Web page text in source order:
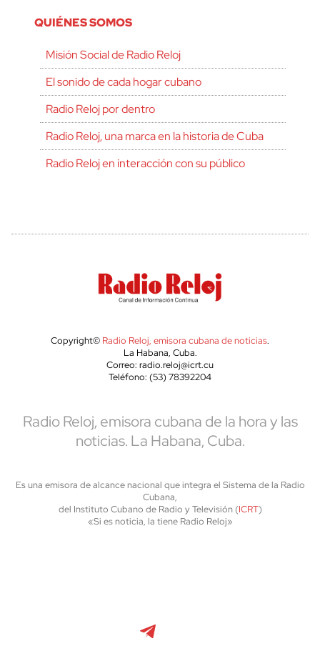
QUIÉNES SOMOS
Misión Social de Radio Reloj
El sonido de cada hogar cubano
Radio Reloj por dentro
Radio Reloj, una marca en la historia de Cuba
Radio Reloj en interacción con su público
Copyright© Radio Reloj, emisora cubana de noticias.
La Habana, Cuba.
Correo: radio.reloj@icrt.cu
Teléfono: (53) 78392204
Radio Reloj, emisora cubana de la hora y las
noticias. La Habana, Cuba.
Es una emisora de alcance nacional que integra el Sistema de la Radio
Cubana,
del Instituto Cubano de Radio y Televisión (ICRT)
«Si es noticia, la tiene Radio Reloj»